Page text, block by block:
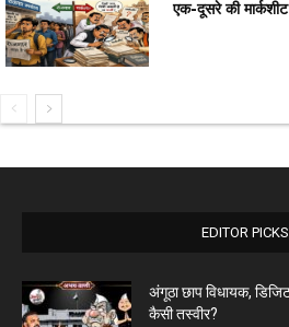
एक-दूसरे की मार्कशीट
EDITOR PICKS
अंगूठा छाप विधायक,
कैसी तस्वीर?